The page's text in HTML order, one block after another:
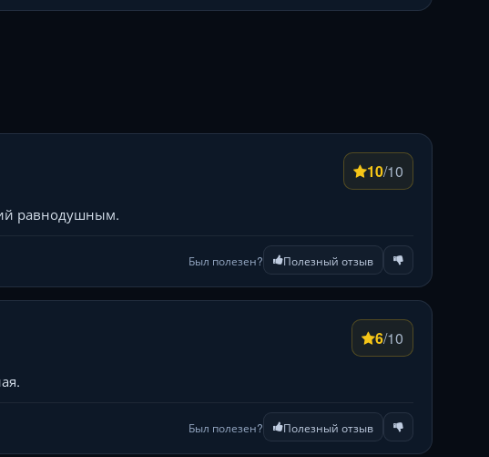
10/10
равнодушным.
Был полезен? Полезный отзыв
6/10
Был полезен? Полезный отзыв